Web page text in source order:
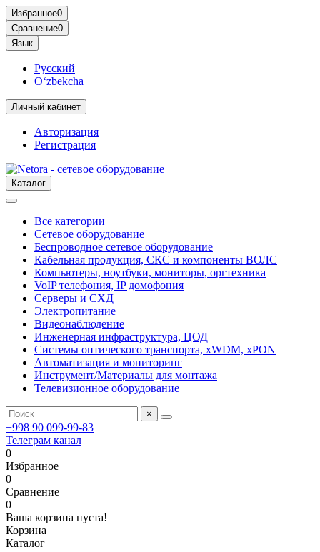
Избранное0
Сравнение0
Язык
Русский
O‘zbekcha
Личный кабинет
Авторизация
Регистрация
Каталог
Все категории
Сетевое оборудование
Беспроводное сетевое оборудование
Кабельная продукция, СКС и компоненты ВОЛС
Компьютеры, ноутбуки, мониторы, оргтехника
VoIP телефония, IP домофония
Серверы и СХД
Электропитание
Видеонаблюдение
Инженерная инфраструктура, ЦОД
Системы оптического транспорта, xWDM, xPON
Автоматизация и мониторинг
Инструмент/Материалы для монтажа
Телевизионное оборудование
×
+998 90 099-99-83
Телеграм канал
0
Избранное
0
Сравнение
0
Ваша корзина пуста!
Корзина
Каталог